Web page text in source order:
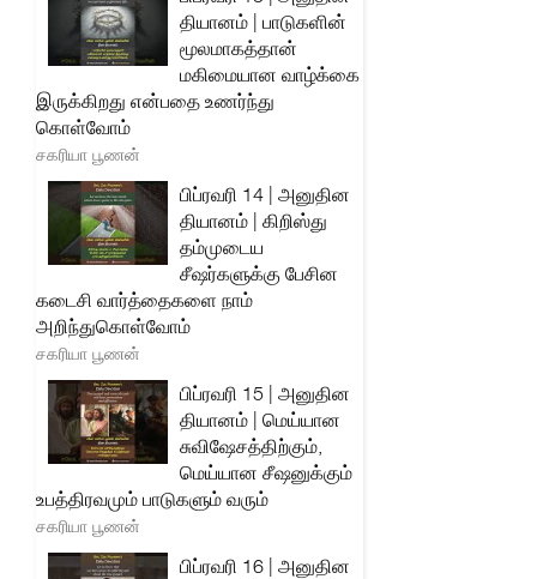
தியானம் | பாடுகளின்
மூலமாகத்தான்
மகிமையான வாழ்க்கை
இருக்கிறது என்பதை உணர்ந்து
கொள்வோம்
சகரியா பூணன்
பிப்ரவரி 14 | அனுதின
தியானம் | கிறிஸ்து
தம்முடைய
சீஷர்களுக்கு பேசின
கடைசி வார்த்தைகளை நாம்
அறிந்துகொள்வோம்
சகரியா பூணன்
பிப்ரவரி 15 | அனுதின
தியானம் | மெய்யான
சுவிஷேசத்திற்கும்,
மெய்யான சீஷனுக்கும்
உபத்திரவமும் பாடுகளும் வரும்
சகரியா பூணன்
பிப்ரவரி 16 | அனுதின